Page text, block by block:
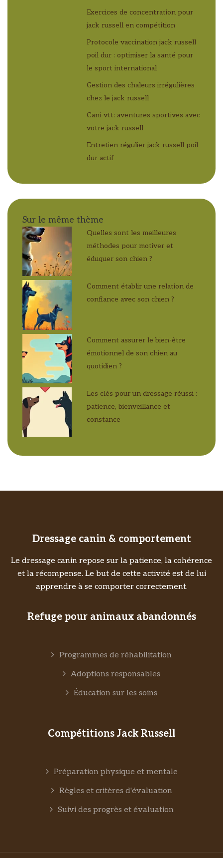
Exercices de concentration pour
jack russell en compétition
Protocole vaccination jack russell
poil dur : optimiser la santé pour
le sport international
Gestion des chaleurs irrégulières
chez le jack russell
Cani-vtt: aventures sportives avec
votre jack russell
Entretien régulier jack russell poil
dur actif
Sur le même thème
Quelles sont les meilleures
méthodes pour motiver et
éduquer son chien ?
Comment établir une relation de
confiance avec son chien ?
Comment assurer le bien-être
émotionnel de son chien au
quotidien ?
Les clés pour un dressage réussi :
patience, bienveillance et
constance
Dressage canin & comportement
Le dressage canin repose sur la patience, la cohérence
et la récompense. Le but de cette activité est de lui
apprendre à se comporter correctement.
Refuge pour animaux abandonnés
Programmes de réhabilitation
Adoptions responsables
Éducation sur les soins
Compétitions Jack Russell
Préparation physique et mentale
Règles et critères d'évaluation
Suivi des progrès et évaluation